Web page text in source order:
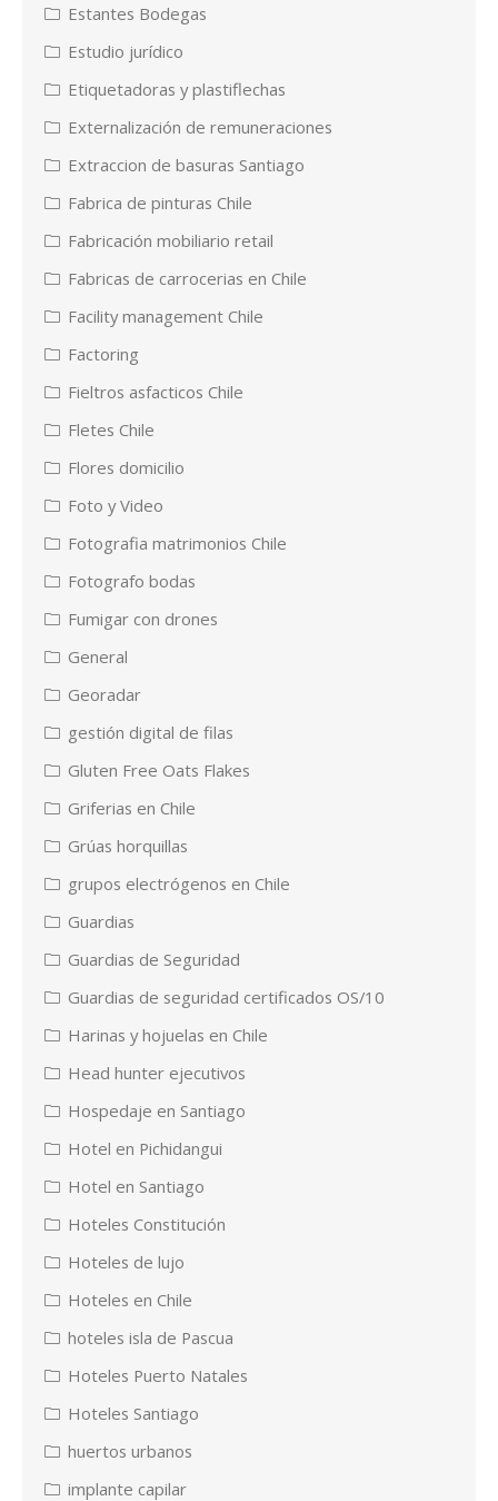
Estantes Bodegas
Estudio jurídico
Etiquetadoras y plastiflechas
Externalización de remuneraciones
Extraccion de basuras Santiago
Fabrica de pinturas Chile
Fabricación mobiliario retail
Fabricas de carrocerias en Chile
Facility management Chile
Factoring
Fieltros asfacticos Chile
Fletes Chile
Flores domicilio
Foto y Video
Fotografia matrimonios Chile
Fotografo bodas
Fumigar con drones
General
Georadar
gestión digital de filas
Gluten Free Oats Flakes
Griferias en Chile
Grúas horquillas
grupos electrógenos en Chile
Guardias
Guardias de Seguridad
Guardias de seguridad certificados OS/10
Harinas y hojuelas en Chile
Head hunter ejecutivos
Hospedaje en Santiago
Hotel en Pichidangui
Hotel en Santiago
Hoteles Constitución
Hoteles de lujo
Hoteles en Chile
hoteles isla de Pascua
Hoteles Puerto Natales
Hoteles Santiago
huertos urbanos
implante capilar